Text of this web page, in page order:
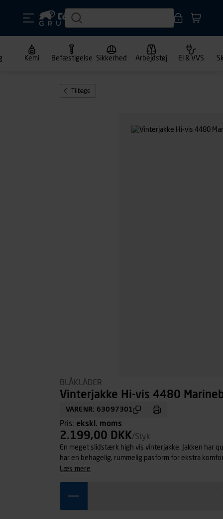
Kemi Befæstigelse Sikkerhed Arbejdstøj El & VVS
Tilbage
BLÅKLÄDER
Vinterjakke Hi-vis 4480
VARENR: 63097301
Pris: ekskl. moms
2.199,00 DKK/Styk
En meget slidstærk high vis vinterjakke. Jakken har
har en behagelig, rummelig pasform for ekstra
høreværn. Certificeret i henhold til EN ISO 20471
læs mere